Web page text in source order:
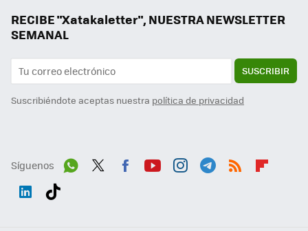
RECIBE "Xatakaletter", NUESTRA NEWSLETTER
SEMANAL
SUSCRIBIR
Suscribiéndote aceptas nuestra política de privacidad
Síguenos